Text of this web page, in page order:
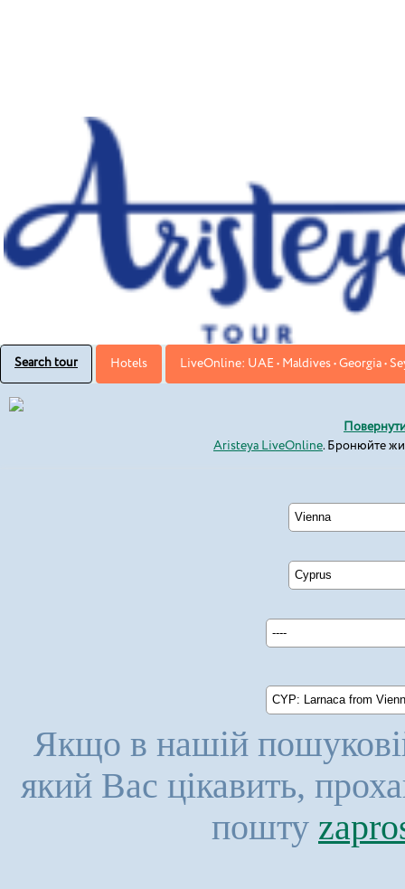
Search tour Hotels LiveOnline: UAE • Maldives • Georgia •
Aristeya LiveOnline. Бронюйте
Vienna
Cyprus
----
CYP: Larnaca from
Якщо в нашій
який Вас цікавить,
пошту